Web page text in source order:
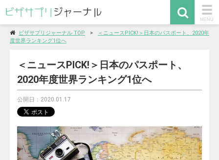
MENU
ビザサプリジャーナル TOP
＜ニュースPICK!＞日本のパスポート、2020年
度世界ランキング1位へ
＜ニュースPICK!＞日本のパスポート、
2020年度世界ランキング1位へ
公開日：2020.01.17